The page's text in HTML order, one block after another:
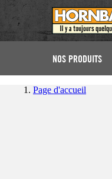
NOS PRODUITS
Page d'accueil